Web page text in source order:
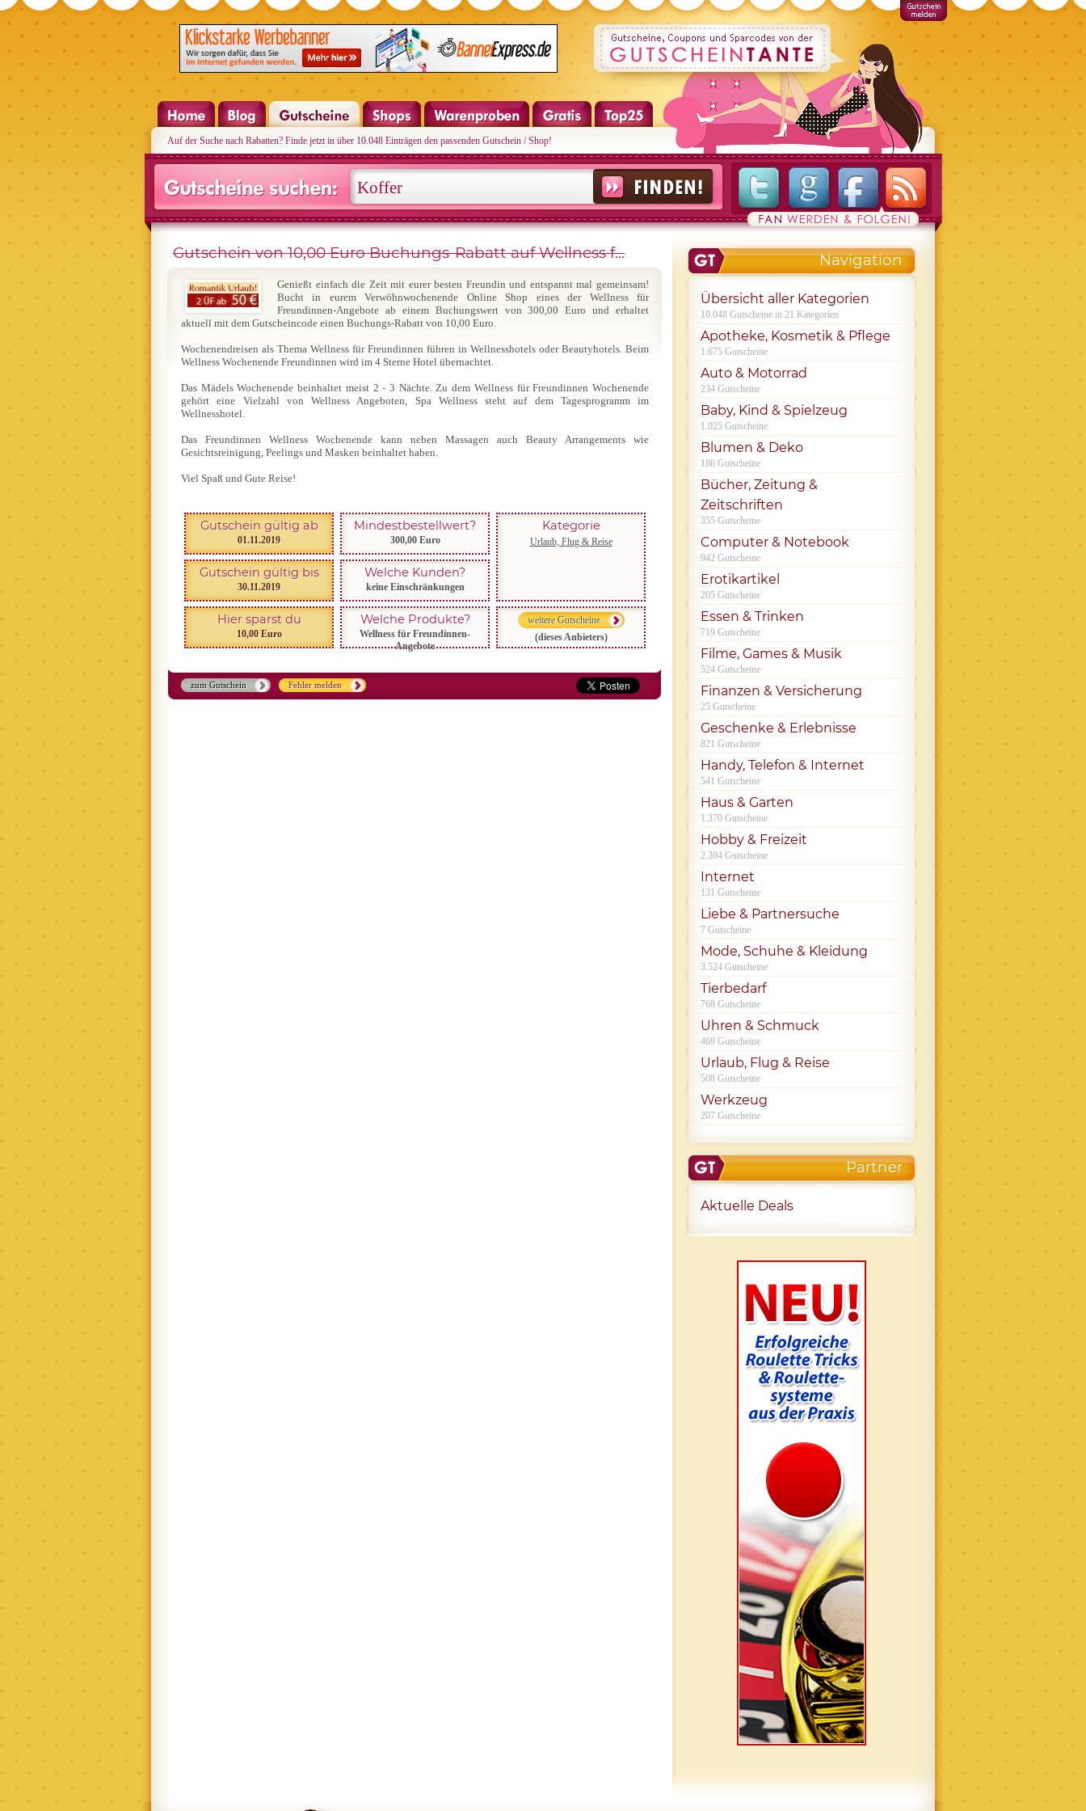
Auf der Suche nach Rabatten? Finde jetzt in über 10.048 Einträgen den passenden Gutschein / Shop!
Gutschein von 10,00 Euro Buchungs-Rabatt auf Wellness f...
Genießt einfach die Zeit mit eurer besten Freundin und entspannt mal gemeinsam!
Bucht in eurem Verwöhnwochenende Online Shop eines der Wellness für
Freundinnen-Angebote ab einem Buchungswert von 300,00 Euro und erhaltet
aktuell mit dem Gutscheincode einen Buchungs-Rabatt von 10,00 Euro.
Wochenendreisen als Thema Wellness für Freundinnen führen in Wellnesshotels oder Beautyhotels. Beim
Wellness Wochenende Freundinnen wird im 4 Sterne Hotel übernachtet.
Das Mädels Wochenende beinhaltet meist 2 - 3 Nächte. Zu dem Wellness für Freundinnen Wochenende
gehört eine Vielzahl von Wellness Angeboten, Spa Wellness steht auf dem Tagesprogramm im
Wellnesshotel.
Das Freundinnen Wellness Wochenende kann neben Massagen auch Beauty Arrangements wie
Gesichtsreinigung, Peelings und Masken beinhaltet haben.
Viel Spaß und Gute Reise!
Kategorie
Urlaub, Flug & Reise
Gutschein gültig ab
01.11.2019
Mindestbestellwert?
300,00 Euro
Gutschein gültig bis
30.11.2019
Welche Kunden?
keine Einschränkungen
Hier sparst du
10,00 Euro
Welche Produkte?
Wellness für Freundinnen-
Angebote
weitere Gutscheine
(dieses Anbieters)
zum Gutschein Fehler melden
Navigation
Übersicht aller Kategorien
10.048 Gutscheine in 21 Kategorien
Apotheke, Kosmetik & Pflege
1.675 Gutscheine
Auto & Motorrad
234 Gutscheine
Baby, Kind & Spielzeug
1.025 Gutscheine
Blumen & Deko
186 Gutscheine
Bücher, Zeitung &
Zeitschriften
355 Gutscheine
Computer & Notebook
942 Gutscheine
Erotikartikel
205 Gutscheine
Essen & Trinken
719 Gutscheine
Filme, Games & Musik
524 Gutscheine
Finanzen & Versicherung
25 Gutscheine
Geschenke & Erlebnisse
821 Gutscheine
Handy, Telefon & Internet
541 Gutscheine
Haus & Garten
1.370 Gutscheine
Hobby & Freizeit
2.304 Gutscheine
Internet
131 Gutscheine
Liebe & Partnersuche
7 Gutscheine
Mode, Schuhe & Kleidung
3.524 Gutscheine
Tierbedarf
768 Gutscheine
Uhren & Schmuck
469 Gutscheine
Urlaub, Flug & Reise
508 Gutscheine
Werkzeug
207 Gutscheine
Partner
Aktuelle Deals